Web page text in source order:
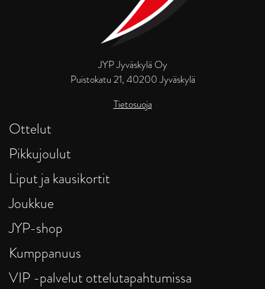
JYP Jyväskylä Oy
Puistokatu 21, 40200 Jyväskylä
Tietosuoja
Ottelut
Pikkujoulut
Liput ja kausikortit
Joukkue
JYP-shop
Kumppanuus
VIP -palvelut ottelutapahtumissa